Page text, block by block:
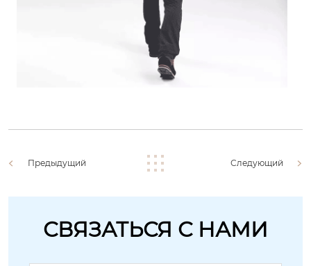
Предыдущий Следующий
СВЯЗАТЬСЯ С НАМИ